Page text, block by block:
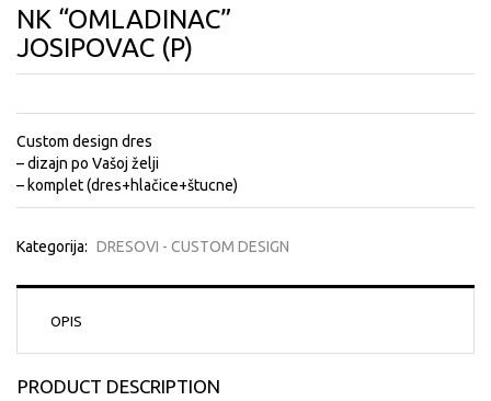
NK “OMLADINAC”
JOSIPOVAC (P)
Custom design dres
– dizajn po Vašoj želji
– komplet (dres+hlačice+štucne)
Kategorija: DRESOVI - CUSTOM DESIGN
OPIS
PRODUCT DESCRIPTION